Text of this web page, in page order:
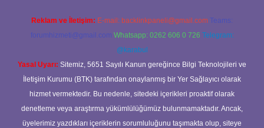
Reklam ve İletişim: E-mail: backlinkpaneli@gmail.com Teams:
forumhizmeti@gmail.com Whatsapp: 0262 606 0 726 Telegram:
@karabul
Yasal Uyarı: Sitemiz, 5651 Sayılı Kanun gereğince Bilgi Teknolojileri ve
İletişim Kurumu (BTK) tarafından onaylanmış bir Yer Sağlayıcı olarak
hizmet vermektedir. Bu nedenle, sitedeki içerikleri proaktif olarak
denetleme veya araştırma yükümlülüğümüz bulunmamaktadır. Ancak,
üyelerimiz yazdıkları içeriklerin sorumluluğunu taşımakta olup, siteye